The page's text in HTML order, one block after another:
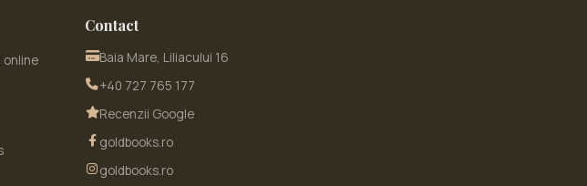
online
Contact
Baia Mare, Liliacului 16
+40 727 765 177
Recenzii Google
goldbooks.ro
goldbooks.ro